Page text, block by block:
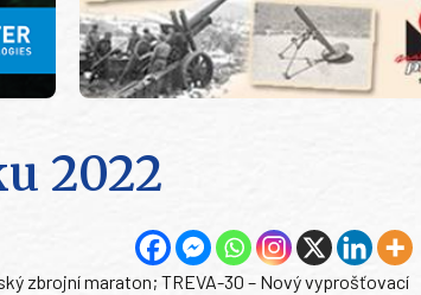
2022
zbrojní maraton; TREVA-30 – Nový vyprošťovací